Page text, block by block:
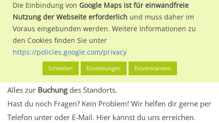
aktuelleStandortinformationenundLeistungswerte. Damit
kannst du dich schon vor der Buchung im Detail über den
Standort, seine Reichweite und Werbewirkung sowie
eventuelle Beschränkungen in den zugelassenen
Werbeinhalten informieren.
Alles klar? Dann findest du direkt im unteren Teil dieser Seite
Alles zur Buchungdes Standorts.
Hast du noch Fragen? Kein Problem! Wir helfen dir gerne per
Telefon unter oder E-Mail. Hier kannst du uns erreichen.
Die Einbindung von Google Maps ist für einwandfreie
Nutzung der Webseite erforderlich und muss daher im
Voraus eingebunden werden. Weitere Informationen zu
den Cookies finden Sie unter
https://policies.google.com/privacy
Schließen Einstellungen Einverstanden